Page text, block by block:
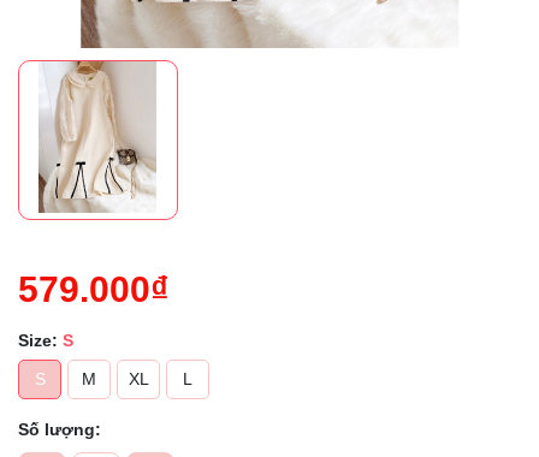
579.000₫
Size: S
S
M XL L
Số lượng: